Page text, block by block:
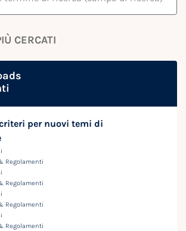
CERCATI
per nuovi temi di
Regolamenti
Regolamenti
Regolamenti
Regolamenti